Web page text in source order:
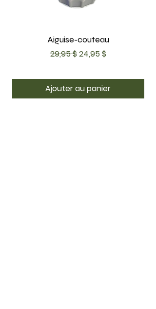
Aiguise-couteau
Prix original
29,95 $Prix promotionnel
24,95 $
Ajouter au panier